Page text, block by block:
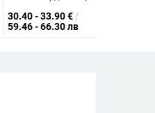
30.40 - 33.90€ /
59.46 - 66.30 лв